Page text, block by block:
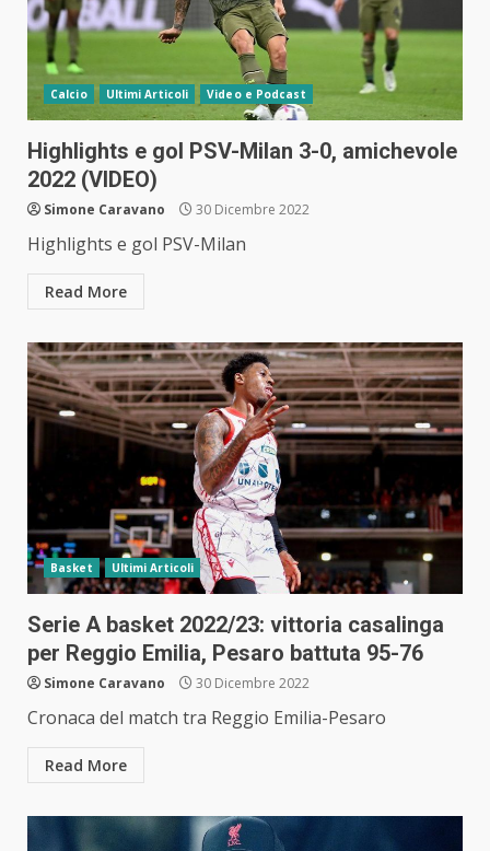
Calcio Ultimi Articoli Video e Podcast
Highlights e gol PSV-Milan 3-0, amichevole
2022 (VIDEO)
Simone Caravano 30 Dicembre 2022
Highlights e gol PSV-Milan
Read More
Basket Ultimi Articoli
Serie A basket 2022/23: vittoria casalinga
per Reggio Emilia, Pesaro battuta 95-76
Simone Caravano 30 Dicembre 2022
Cronaca del match tra Reggio Emilia-Pesaro
Read More